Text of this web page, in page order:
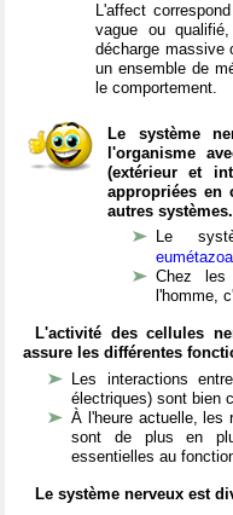
L'affect
vague ou
décharge massive
un ensemble de
le comportement.
Le système
l'organisme
(extérieur et
appropriées en
autres systèmes.
Le
Chez les
l'homme,
L'activité des cellules
assure les différentes
Les interactions
électriques) sont bien
À l'heure actuelle, les
sont de plus en
essentielles au
Le système nerveux est